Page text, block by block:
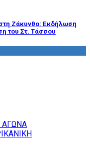
Ζάκυνθο: Εκδήλωση
του Στ. Τάσσου